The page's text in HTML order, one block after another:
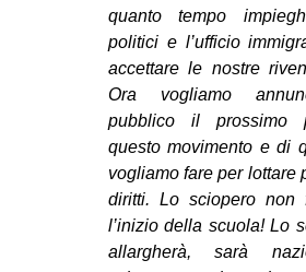
quanto tempo
politici e l’ufficio
accettare le nostre
Ora vogliamo
pubblico il prossimo
questo movimento e di
vogliamo fare per lottare
diritti. Lo sciopero non
l’inizio della scuola! Lo
allargherà, sarà